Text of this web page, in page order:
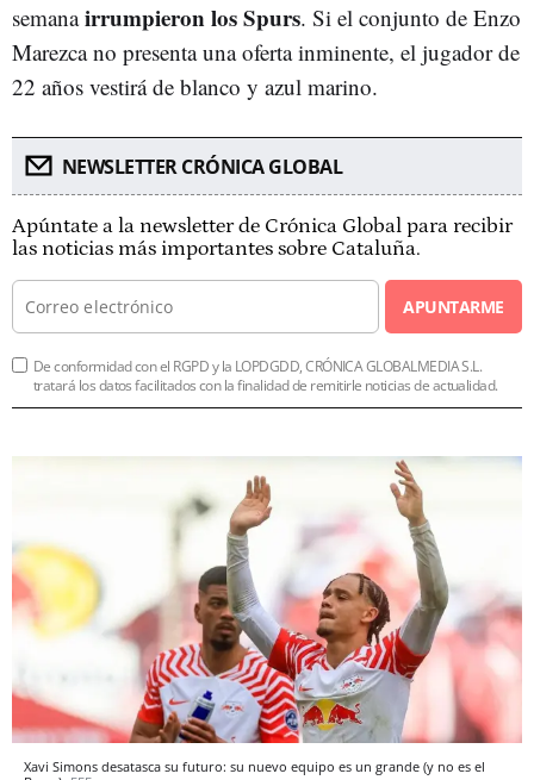
semanairrumpieron los Spurs. Si el conjunto de Enzo
Marezca no presenta una oferta inminente, el jugador de
22 años vestirá de blanco y azul marino.
NEWSLETTER CRÓNICA GLOBAL
Apúntate a la newsletter de Crónica Global para recibir
las noticias más importantes sobre Cataluña.
APUNTARME
De conformidad con el RGPD y la LOPDGDD, CRÓNICA GLOBALMEDIA S.L.
tratará los datos facilitados con la finalidad de remitirle noticias de actualidad.
Xavi Simons desatasca su futuro: su nuevo equipo es un grande (y no es el